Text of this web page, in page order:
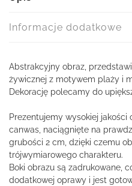
Informacje dodatkowe
Abstrakcyjny obraz,
żywicznej z motywem plaży i
Dekorację polecamy do
Prezentujemy wysokiej jakości
canwas, naciągnięte na
grubości 2 cm, dzięki czemu
trójwymiarowego charakteru.
Boki obrazu są zadrukowane,
dodatkowej oprawy i jest